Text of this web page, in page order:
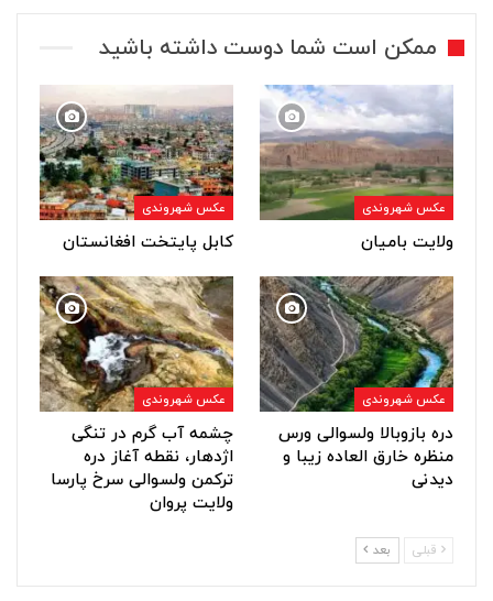
ممکن است شما دوست داشته باشید
عکس شهروندی
ولایت بامیان
عکس شهروندی
کابل پایتخت افغانستان
عکس شهروندی
دره بازوبالا ولسوالی ورس
منظره خارق العاده زیبا و
دیدنی
عکس شهروندی
چشمه آب گرم در تنگی
اژدهار، نقطه آغاز دره
ترکمن ولسوالی سرخ پارسا
ولایت پروان
قبلی بعد